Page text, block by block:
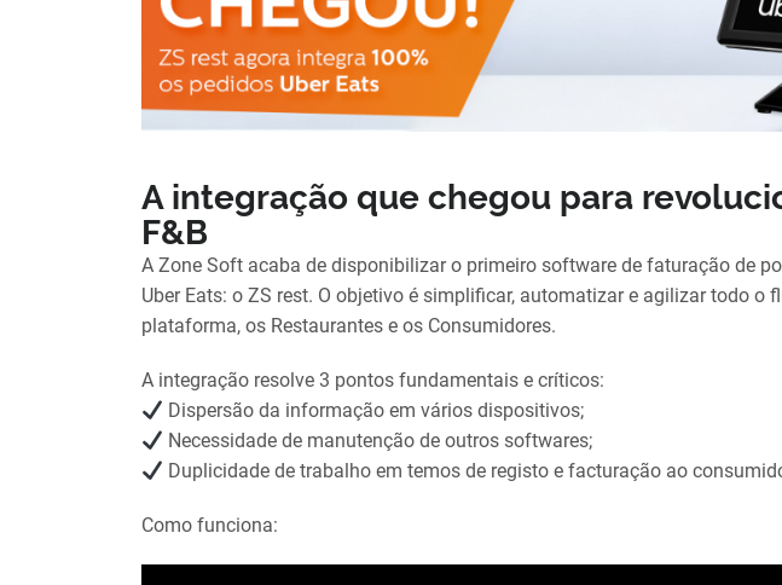
A integração que chegou para
F&B
A Zone Soft acaba de disponibilizar o primeiro software de faturação de
Uber Eats: o ZS rest. O objetivo é simplificar, automatizar e agilizar todo o
plataforma, os Restaurantes e os Consumidores.
A integração resolve 3 pontos fundamentais e críticos:
Dispersão da informação em vários dispositivos;
Necessidade de manutenção de outros softwares;
Duplicidade de trabalho em temos de registo e facturação ao
Como funciona: